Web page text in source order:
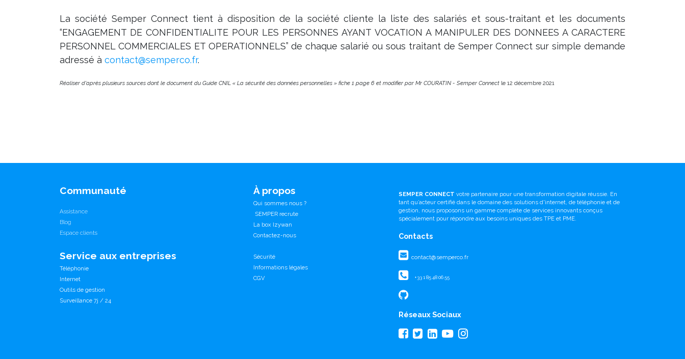
La société Semper Connect tient à disposition de la société cliente la liste des salariés et sous-traitant et les documents
“ENGAGEMENT DE CONFIDENTIALITE POUR LES PERSONNES AYANT VOCATION A MANIPULER DES DONNEES A CARACTERE
PERSONNEL COMMERCIALES ET OPERATIONNELS” de chaque salarié ou sous traitant de Semper Connect sur simple demande
adressé à contact@semperco.fr.
Réaliser d'après plusieurs sources dont le document du Guide CNIL « La sécurité des données personnelles » fiche 1 page 6 et modifier par Mr COURATIN - Semper Connect le 12 décembre 2021
Communauté
Assistance
Blog
Espace clients
Service aux entreprises
Téléphonie
Internet
Outils de gestion
Surveillance 7j / 24
À propos
Qui sommes nous ?
SEMPER recrute
La box Izywan
Contactez-nous
Sécurité
Informations légales
CGV
SEMPER CONNECT votre partenaire pour une transformation digitale réussie. En
tant qu’acteur certifié dans le domaine des solutions d'internet, de téléphonie et de
gestion, nous proposons un gamme complète de services innovants conçus
spécialement pour répondre aux besoins uniques des TPE et PME.
Contacts
contact@semperco.fr
+33 1 85 48 06 55
Réseaux Sociaux